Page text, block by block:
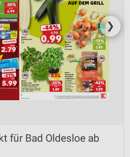
❯
für Bad Oldesloe ab